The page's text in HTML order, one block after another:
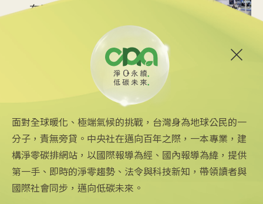
布局充電樁、微電網
美政府宣布提供175億美元貸
款 強化核能供應鏈
2026/06/25 09:25
中央社網站 關注更多
面對全球暖化、極端氣候的挑戰，台灣身為地球公民的一
分子，責無旁貸。中央社在邁向百年之際，一本專業，建
構淨零碳排網站，以國際報導為經、國內報導為緯，提供
第一手、即時的淨零趨勢、法令與科技新知，帶領讀者與
國際社會同步，邁向低碳未來。